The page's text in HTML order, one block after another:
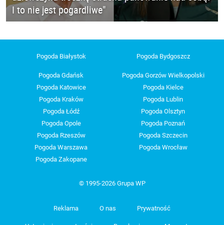
I to nie jest pogardliwe"
Pogoda Białystok Pogoda Bydgoszcz
Pogoda Gdańsk
Pogoda Gorzów Wielkopolski
Pogoda Katowice
Pogoda Kielce
Pogoda Kraków
Pogoda Lublin
Pogoda Łódź
Pogoda Olsztyn
Pogoda Opole
Pogoda Poznań
Pogoda Rzeszów
Pogoda Szczecin
Pogoda Warszawa
Pogoda Wrocław
Pogoda Zakopane
© 1995-2026 Grupa WP
Reklama O nas Prywatność